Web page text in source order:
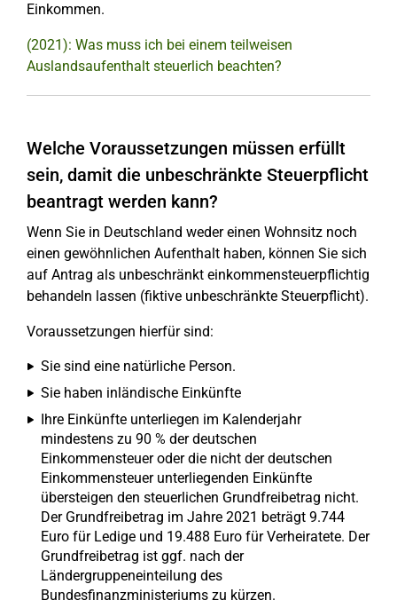
Einkommen.
(2021): Was muss ich bei einem teilweisen
Auslandsaufenthalt steuerlich beachten?
Welche Voraussetzungen müssen erfüllt
sein, damit die unbeschränkte Steuerpflicht
beantragt werden kann?
Wenn Sie in Deutschland weder einen Wohnsitz noch
einen gewöhnlichen Aufenthalt haben, können Sie sich
auf Antrag als unbeschränkt einkommensteuerpflichtig
behandeln lassen (fiktive unbeschränkte Steuerpflicht).
Voraussetzungen hierfür sind:
Sie sind eine natürliche Person.
Sie haben inländische Einkünfte
Ihre Einkünfte unterliegen im Kalenderjahr
mindestens zu 90 % der deutschen
Einkommensteuer oder die nicht der deutschen
Einkommensteuer unterliegenden Einkünfte
übersteigen den steuerlichen Grundfreibetrag nicht.
Der Grundfreibetrag im Jahre 2021 beträgt 9.744
Euro für Ledige und 19.488 Euro für Verheiratete. Der
Grundfreibetrag ist ggf. nach der
Ländergruppeneinteilung des
Bundesfinanzministeriums zu kürzen.